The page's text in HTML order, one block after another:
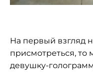
На первый взгляд
присмотреться,
девушку-